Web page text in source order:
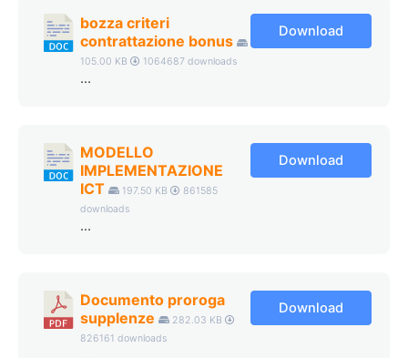
bozza criteri
contrattazione bonus
105.00 KB 1064687 downloads
...
Download
MODELLO
IMPLEMENTAZIONE
ICT
197.50 KB
861585
downloads
...
Download
Documento proroga
supplenze
282.03 KB
826161 downloads
Download